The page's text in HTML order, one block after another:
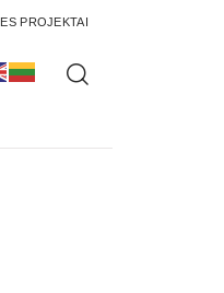
ES PROJEKTAI